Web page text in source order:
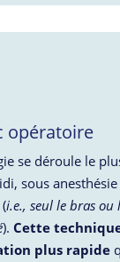
opératoire
se déroule le
sous
i.e., seul le bras ou
). Cette
plus rapide